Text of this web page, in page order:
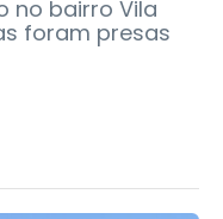
no bairro Vila
foram presas